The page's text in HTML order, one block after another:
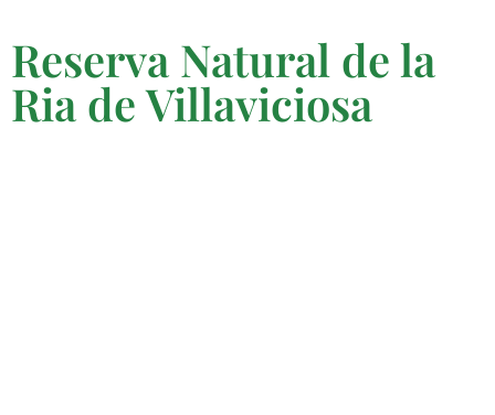
Reserva Natural de la
Ria de Villaviciosa